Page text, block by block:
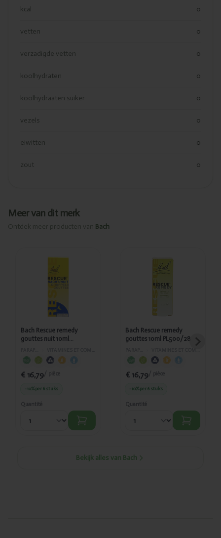
kcal 0
vetten 0
verzadigde vetten 0
koolhydraten 0
koolhydraaten suiker 0
vezels 0
eiwitten 0
zout 0
Meer van dit merk
Ontdek meer producten van Bach
Bach Rescue
remedy
gouttes nuit
Bach Rescue remedy
gouttes nuit 10ml
€ 16,79/ pièce
-10%per 6 stuks
Quantité
Ajouté
Bach Rescue
remedy
gouttes
10ml
PL500/28
Bach Rescue remedy
gouttes 10ml PL500/28
€ 16,79/ pièce
-10%per 6 stuks
Quantité
Bekijk alles van Bach